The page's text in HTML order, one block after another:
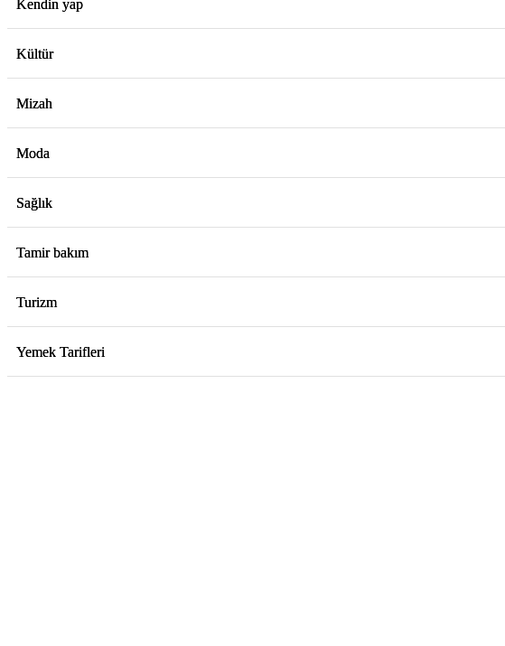
Kendin yap
Kültür
Mizah
Moda
Sağlık
Tamir bakım
Turizm
Yemek Tarifleri